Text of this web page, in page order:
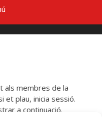
als membres de la
et plau, inicia sessió.
a continuació.